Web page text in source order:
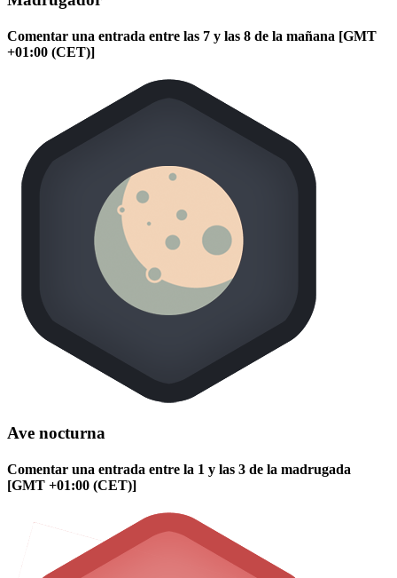
Comentar una entrada entre las 7 y las 8 de la mañana [GMT
+01:00 (CET)]
Ave nocturna
Comentar una entrada entre la 1 y las 3 de la madrugada
[GMT +01:00 (CET)]